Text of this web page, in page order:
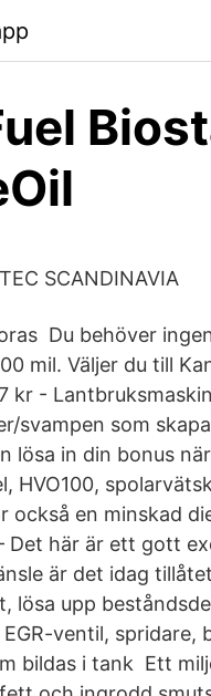
SCANDINAVIA
Du behöver
mil. Väljer du till
kr -
svampen som
lösa in din bonus
HVO100,
också en minskad
Det här är ett gott
är det idag
lösa upp
ventil,
bildas i tank Ett